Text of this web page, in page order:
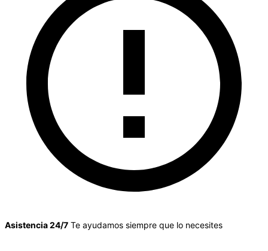
Asistencia 24/7 Te ayudamos siempre que lo necesites